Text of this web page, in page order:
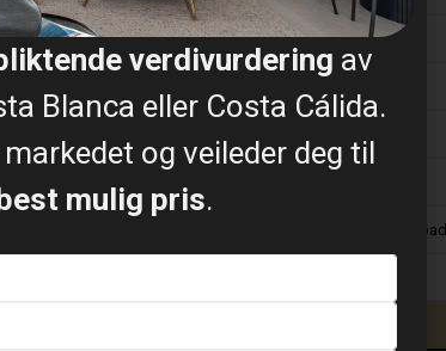
By
Soverom/bad
verdivurdering av
Blanca eller Costa Cálida.
og veileder deg til
mulig pris.